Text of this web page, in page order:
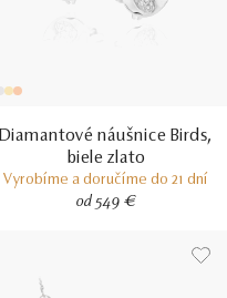
Diamantové náušnice Birds,
biele zlato
Vyrobíme a doručíme do 21 dní
od 549 €